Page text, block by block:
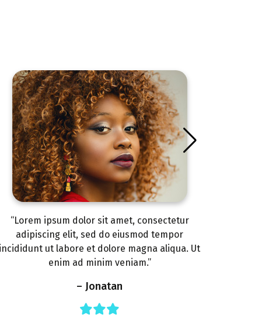
“Lorem ipsum dolor sit amet, consectetur
adipiscing elit, sed do eiusmod tempor
incididunt ut labore et dolore magna aliqua. Ut
enim ad minim veniam.”
– Jonatan